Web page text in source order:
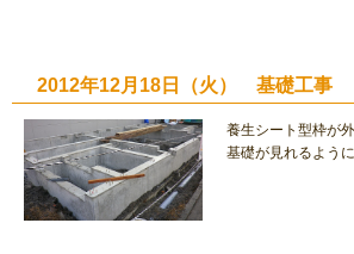
2012年12月18日（火） 基礎工事
養生シート型枠が
基礎が見れるよう